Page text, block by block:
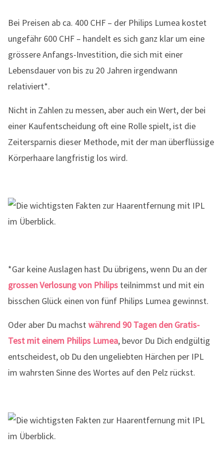
Bei Preisen ab ca. 400 CHF – der Philips Lumea kostet
ungefähr 600 CHF – handelt es sich ganz klar um eine
grössere Anfangs-Investition, die sich mit einer
Lebensdauer von bis zu 20 Jahren irgendwann
relativiert*.
Nicht in Zahlen zu messen, aber auch ein Wert, der bei
einer Kaufentscheidung oft eine Rolle spielt, ist die
Zeitersparnis dieser Methode, mit der man überflüssige
Körperhaare langfristig los wird.
*Gar keine Auslagen hast Du übrigens, wenn Du an der
grossen Verlosung von Philips teilnimmst und mit ein
bisschen Glück einen von fünf Philips Lumea gewinnst.
Oder aber Du machstwährend 90 Tagen den Gratis-
Test mit einem Philips Lumea, bevor Du Dich endgültig
entscheidest, ob Du den ungeliebten Härchen per IPL
im wahrsten Sinne des Wortes auf den Pelz rückst.